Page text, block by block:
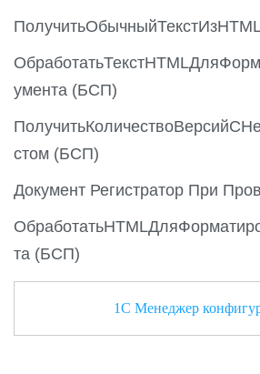
умента (БСП)
стом (БСП)
Документ Регистратор При
та (БСП)
1С Менеджер